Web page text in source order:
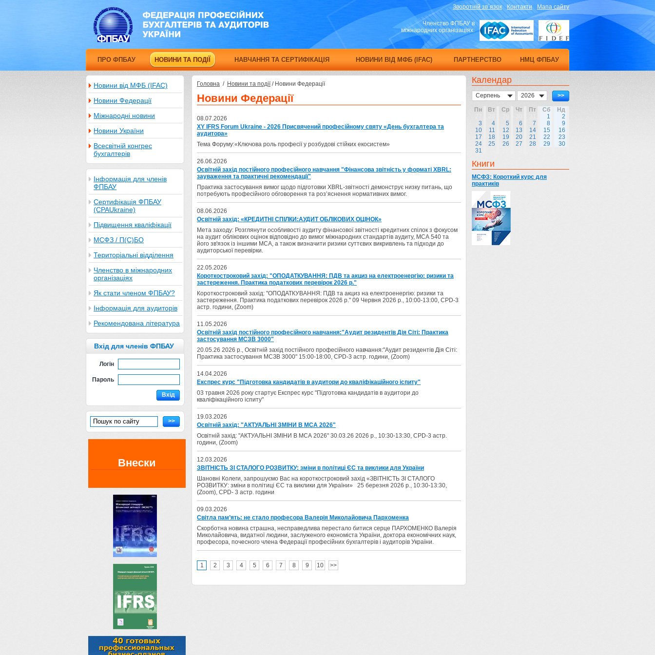
Зворотній зв`язок Контакти Мапа сайту
Членство ФПБАУ в
міжнародних організаціях:
ПРО ФПБАУ НОВИНИ ТА ПОДІЇ НАВЧАННЯ ТА СЕРТИФІКАЦІЯ НОВИНИ ВІД МФБ (IFAC) ПАРТНЕРСТВО НМЦ ФПБАУ
Новини від МФБ (IFAC)
Новини Федерації
Міжнародні новини
Новини України
Всесвітній конгрес
бухгалтерів
Інформація для членів
ФПБАУ
Сертифікація ФПБАУ
(CPAUkraine)
Підвищення кваліфікації
МСФЗ / П(С)БО
Територіальні відділення
Членство в міжнародних
організаціях
Як стати членом ФПБАУ?
Інформація для аудиторів
Рекомендована література
Вхід для членів ФПБАУ
Логін
Пароль
Вхід
>>
Внески
Головна / Новини та події/ Новини Федерації
Новини Федерації
08.07.2026
XY IFRS Forum Ukraine - 2026 Присвячений професійному святу «День бухгалтера та
аудитора»
Тема Форуму:«Ключова роль професії у розбудові стійких екосистем»
26.06.2026
Освітній захід постійного професійного навчання "Фінансова звітність у форматі ХBRL:
зауваження та практичні рекомендації"
Практика застосування вимог щодо підготовки XBRL-звітності демонструє низку питань, що
потребують професійного обговорення та роз’яснення нормативних вимог.
08.06.2026
Освітній захід: «КРЕДИТНІ СПІЛКИ:АУДИТ ОБЛІКОВИХ ОЦІНОК»
Мета заходу: Розглянути особливості аудиту фінансової звітності кредитних спілок з фокусом
на аудит облікових оцінок відповідно до вимог міжнародних стандартів аудиту, МСА 540 та
його зв'язок із іншими МСА, а також визначити ризики суттєвих викривлень та підходи до
аудиторської перевірки.
22.05.2026
Короткостроковий захід: "ОПОДАТКУВАННЯ: ПДВ та акциз на електроенергію: ризики та
застереження. Практика податкових перевірок 2026 р."
Короткостроковий захід: "ОПОДАТКУВАННЯ: ПДВ та акциз на електроенергію: ризики та
застереження. Практика податкових перевірок 2026 р." 09 Червня 2026 р., 10:00-13:00, CPD-3
астр. години, (Zoom)
11.05.2026
Освітній захід постійного професійного навчання:"Аудит резидентів Дія Сіті: Практика
застосування МСЗВ 3000"
20.05.26 2026 р., Освітній захід постійного професійного навчання:"Аудит резидентів Дія Сіті:
Практика застосування МСЗВ 3000" 15:00-18:00, CPD-3 астр. години, (Zoom)
14.04.2026
Експрес курс "Підготовка кандидатів в аудитори до кваліфікаційного іспиту"
03 травня 2026 року стартує Експрес курс "Підготовка кандидатів в аудитори до
кваліфікаційного іспиту"
19.03.2026
Освітній захід: "АКТУАЛЬНІ ЗМІНИ В МСА 2026"
Освітній захід: "АКТУАЛЬНІ ЗМІНИ В МСА 2026" 30.03.26 2026 р., 10:30-13:30, CPD-3 астр.
години, (Zoom)
12.03.2026
ЗВІТНІСТЬ ЗІ СТАЛОГО РОЗВИТКУ: зміни в політиці ЄС та виклики для України
Шановні Колеги, запрошуємо Вас на короткостроковий захід «ЗВІТНІСТЬ ЗІ СТАЛОГО
РОЗВИТКУ: зміни в політиці ЄС та виклики для України» 25 березня 2026 р., 10:30-13:30,
(Zoom), CPD- 3 астр. години
09.03.2026
Світла пам’ять: не стало професора Валерія Миколайовича Пархоменка
Скорботна новина страшна, несправедлива перестало битися серце ПАРХОМЕНКО Валерія
Миколайовича, видатної людини, заслуженого економіста України, доктора економічних наук,
професора, почесного члена Федерації професійних бухгалтерів і аудиторів України.
1 2 3 4 5 6 7 8 9 10 >>
Календар
>>
Серпень 2026
Пн Вт Ср Чт Пт Сб
Нд
1
2
3
4 5 6 7 8
9
10
11 12 13 14 15
16
17
18 19 20 21 22
23
24
25 26 27 28 29
30
31
Книги
МСФЗ: Короткий курс для
практиків